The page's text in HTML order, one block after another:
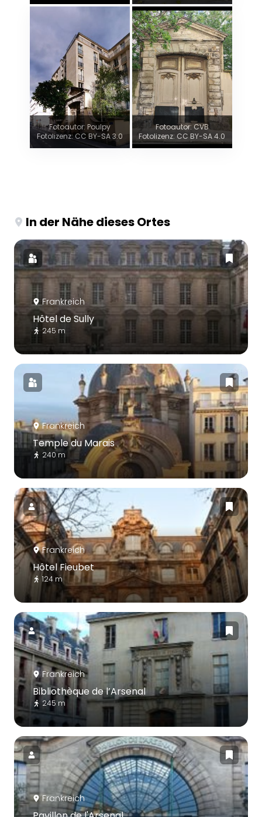
Fotoautor: Poulpy
Fotolizenz: CC BY-SA 3.0
Fotoautor: CVB
Fotolizenz: CC BY-SA 4.0
In der Nähe dieses Ortes
Frankreich
Hôtel de Sully
245 m
Frankreich
Temple du Marais
240 m
Frankreich
Hôtel Fieubet
124 m
Frankreich
Bibliothèque de l’Arsenal
245 m
Frankreich